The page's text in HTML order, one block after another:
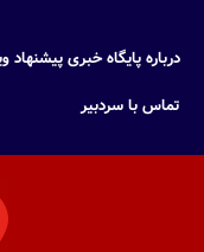
درباره پایگاه خبری پیشنهاد
تماس با سردبیر